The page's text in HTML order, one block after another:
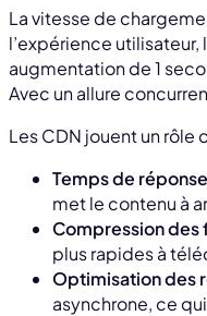
La vitesse de
l’expérience
augmentation de 1
Avec un allure
Les CDN jouent un
Temps de
met le contenu à
Compression des
plus rapides à
Optimisation des
asynchrone, ce